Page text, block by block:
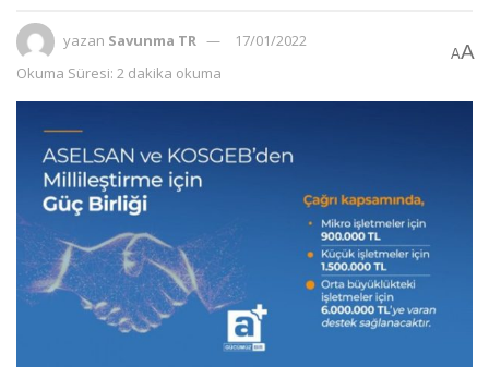
yazan Savunma TR
17/01/2022
Okuma Süresi: 2 dakika okuma
AA